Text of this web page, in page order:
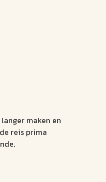
maken en
reis prima